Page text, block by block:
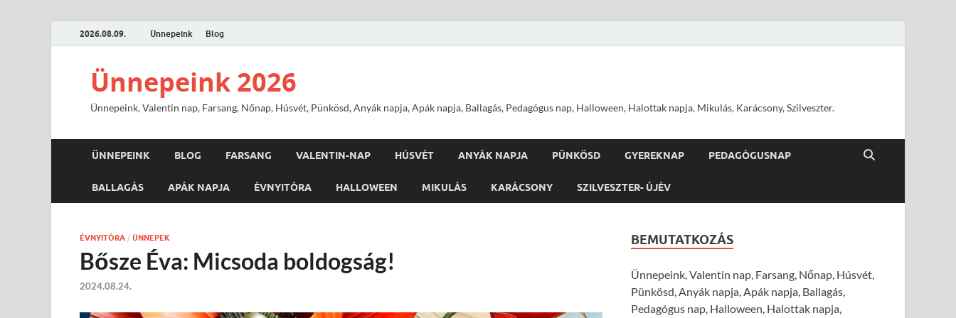
2026.08.09. Ünnepeink Blog
Ünnepeink 2026
Ünnepeink, Valentin nap, Farsang, Nőnap, Húsvét, Pünkösd, Anyák napja, Apák napja, Ballagás, Pedagógus nap, Halloween, Halottak napja, Mikulás, Karácsony, Szilveszter.
ÜNNEPEINK BLOG FARSANG VALENTIN-NAP HÚSVÉT ANYÁK NAPJA PÜNKÖSD GYEREKNAP PEDAGÓGUSNAP
BALLAGÁS APÁK NAPJA ÉVNYITÓRA HALLOWEEN MIKULÁS KARÁCSONY SZILVESZTER- ÚJÉV
ÉVNYITÓRA / ÜNNEPEK
Bősze Éva: Micsoda boldogság!
2024.08.24.
BEMUTATKOZÁS
Ünnepeink, Valentin nap, Farsang, Nőnap, Húsvét,
Pünkösd, Anyák napja, Apák napja, Ballagás,
Pedagógus nap, Halloween, Halottak napja,